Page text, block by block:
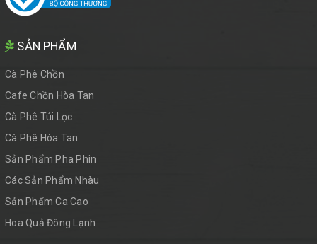
SẢN PHẨM
Cà Phê Chồn
Cafe Chồn Hòa Tan
Cà Phê Túi Lọc
Cà Phê Hòa Tan
Sản Phẩm Pha Phin
Các Sản Phẩm Nhàu
Sản Phẩm Ca Cao
Hoa Quả Đông Lạnh